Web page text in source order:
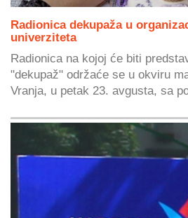
Radionica dekupaža u
univerziteta
Radionica na kojoj će biti
"dekupaž" održaće se u okviru
Vranja, u petak 23. avgusta, sa